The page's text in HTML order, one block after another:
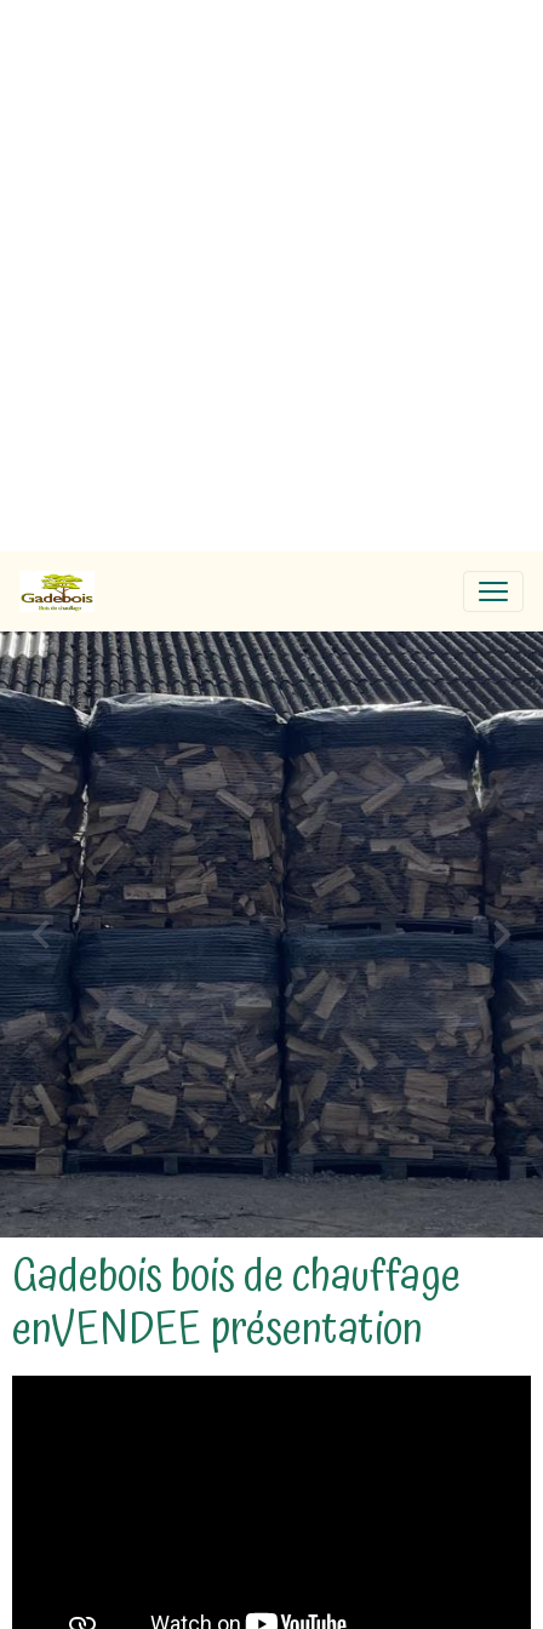
Gadebois bois de chauffage
enVENDEE présentation